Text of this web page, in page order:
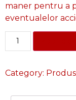
maner pentru a
eventualelor
Category: